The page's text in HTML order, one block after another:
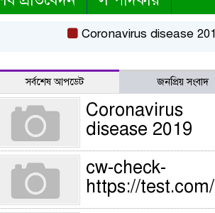
Coronavirus disease 2019
সর্বশেষ আপডেট জনপ্রিয় সংবাদ
Coronavirus
disease 2019
cw-check-
https://test.com/